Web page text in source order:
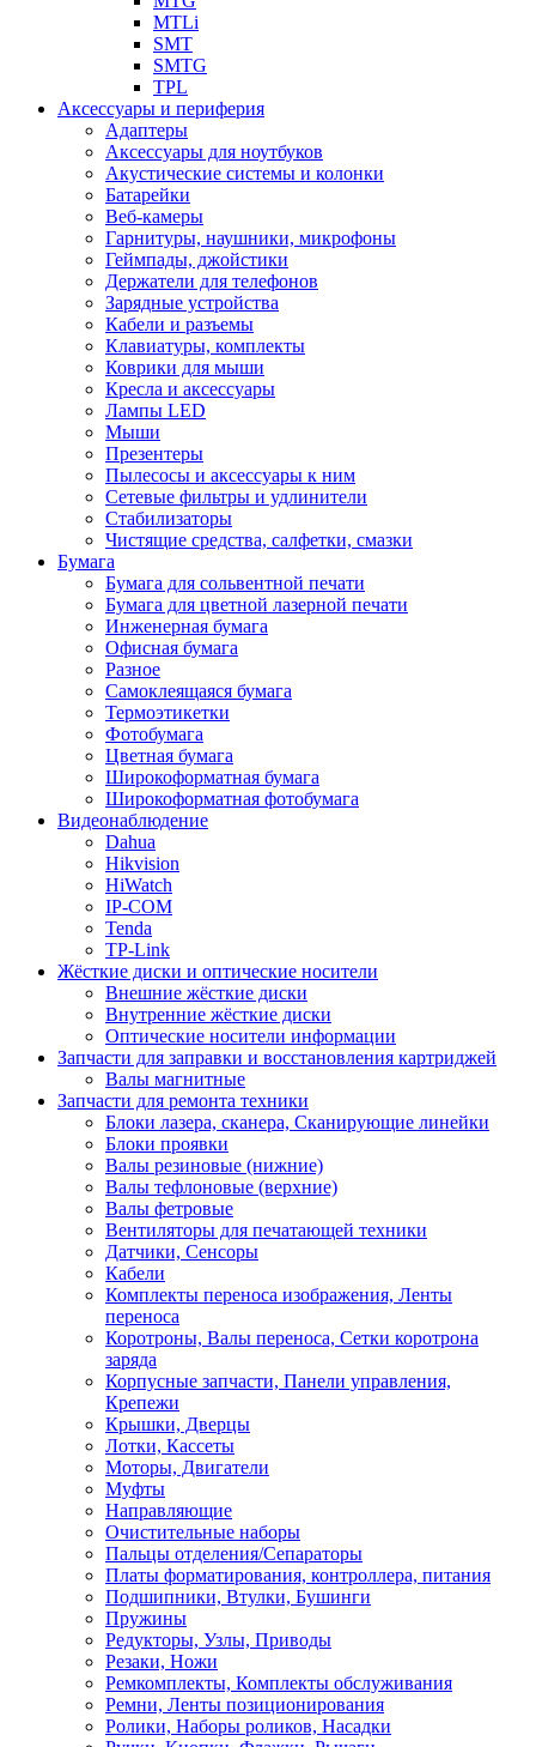
MTLi
SMT
SMTG
TPL
Аксессуары и периферия
Адаптеры
Аксессуары для ноутбуков
Акустические системы и колонки
Батарейки
Веб-камеры
Гарнитуры, наушники, микрофоны
Геймпады, джойстики
Держатели для телефонов
Зарядные устройства
Кабели и разъемы
Клавиатуры, комплекты
Коврики для мыши
Кресла и аксессуары
Лампы LED
Мыши
Презентеры
Пылесосы и аксессуары к ним
Сетевые фильтры и удлинители
Стабилизаторы
Чистящие средства, салфетки, смазки
Бумага
Бумага для сольвентной печати
Бумага для цветной лазерной печати
Инженерная бумага
Офисная бумага
Разное
Самоклеящаяся бумага
Термоэтикетки
Фотобумага
Цветная бумага
Широкоформатная бумага
Широкоформатная фотобумага
Видеонаблюдение
Dahua
Hikvision
HiWatch
IP-COM
Tenda
TP-Link
Жёсткие диски и оптические носители
Внешние жёсткие диски
Внутренние жёсткие диски
Оптические носители информации
Запчасти для заправки и восстановления картриджей
Валы магнитные
Запчасти для ремонта техники
Блоки лазера, сканера, Сканирующие линейки
Блоки проявки
Валы резиновые (нижние)
Валы тефлоновые (верхние)
Валы фетровые
Вентиляторы для печатающей техники
Датчики, Сенсоры
Кабели
Комплекты переноса изображения, Ленты
переноса
Коротроны, Валы переноса, Сетки коротрона
заряда
Корпусные запчасти, Панели управления,
Крепежи
Крышки, Дверцы
Лотки, Кассеты
Моторы, Двигатели
Муфты
Направляющие
Очистительные наборы
Пальцы отделения/Сепараторы
Платы форматирования, контроллера, питания
Подшипники, Втулки, Бушинги
Пружины
Редукторы, Узлы, Приводы
Резаки, Ножи
Ремкомплекты, Комплекты обслуживания
Ремни, Ленты позиционирования
Ролики, Наборы роликов, Насадки